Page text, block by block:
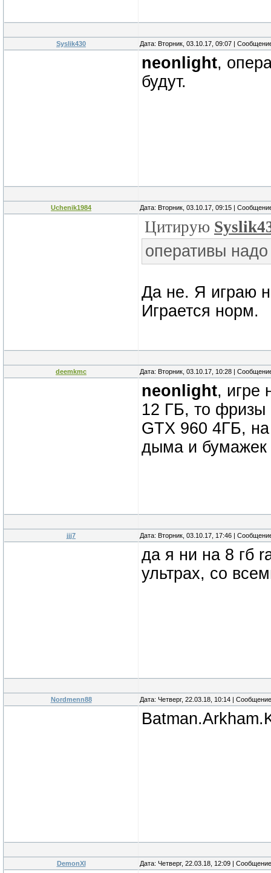
Syslik430 Дата: Вторник, 03.10.17, 09:07 |
neonlight,
будут.
Uchenik1984 Дата: Вторник, 03.10.17, 09:15 |
Цитирую
оперативы
Да не. Я играю
Играется норм.
deemkmc Дата: Вторник, 03.10.17, 10:28 |
neonlight, игре
12 ГБ, то фризы
GTX 960 4ГБ,
дыма и бумажек
jjj7 Дата: Вторник, 03.10.17, 17:46 |
да я ни на 8 гб
ультрах, со
Nordmenn88 Дата: Четверг, 22.03.18, 10:14 |
DemonXI Дата: Четверг, 22.03.18, 12:09 |